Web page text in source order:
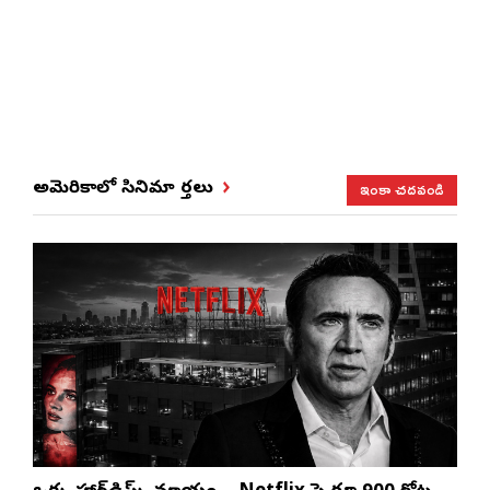
అమెరికాలో సినిమా వార్తలు ఇంకా చదవండి